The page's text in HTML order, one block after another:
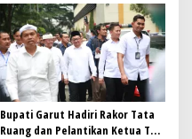
Bupati Garut Hadiri Rakor Tata
Ruang dan Pelantikan Ketua TP